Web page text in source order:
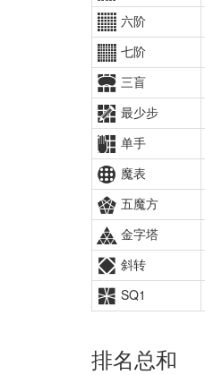
六阶
七阶
三盲
最少步
单手
魔表
五魔方
金字塔
斜转
SQ1
排名总和